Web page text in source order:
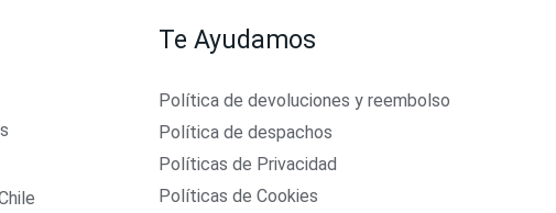
Te Ayudamos
Política de devoluciones y reembolso
Política de despachos
Políticas de Privacidad
Políticas de Cookies